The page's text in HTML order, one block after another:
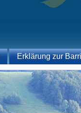
Erklärung zur